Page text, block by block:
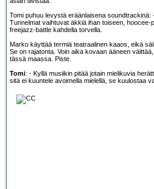
Tomi puhuu levystä eräänlaisena soundtrackinä:
Tunnelmat vaihtuvat äkkiä ihan toiseen, hoocee-
freejazz-battle kahdella torvella.
Marko käyttää termiä teatraalinen kaaos, eikä
Se on rajatonta. Voin aika kovaan ääneen
tässä maassa. Piste.
Tomi: - Kyllä musiikin pitää jotain mielikuvia
sitä ei kuuntele avoimella mielellä, se kuulostaa